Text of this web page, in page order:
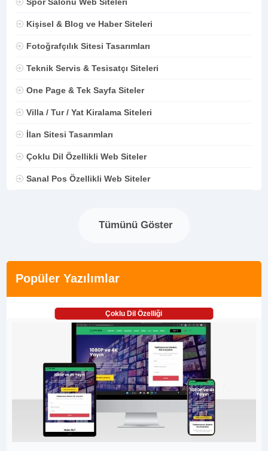
Kişisel & Blog ve Haber Siteleri
Fotoğrafçılık Sitesi Tasarımları
Teknik Servis & Tesisatçı Siteleri
One Page & Tek Sayfa Siteler
Villa / Tur / Yat Kiralama Siteleri
İlan Sitesi Tasarımları
Çoklu Dil Özellikli Web Siteler
Sanal Pos Özellikli Web Siteler
Tümünü Göster
Popüler Yazılımlar
Çoklu Dil Özelliği